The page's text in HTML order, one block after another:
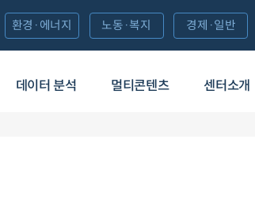
데이터 분석 멀티콘텐츠 센터소개
환경·에너지 노동·복지 경제·일반